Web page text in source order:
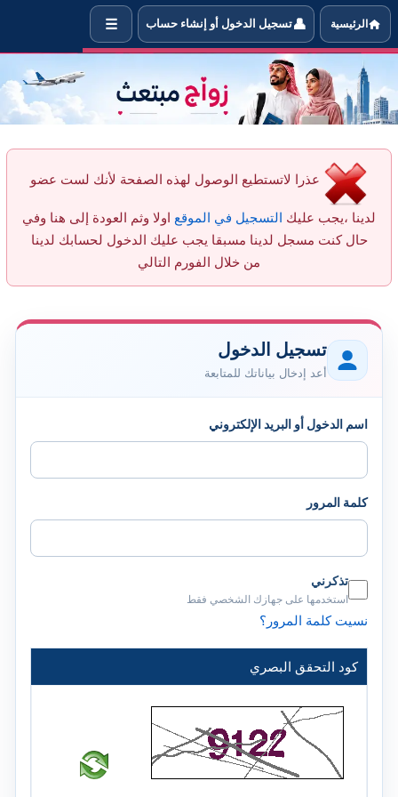
‫ أرسل رسالة جديدة للعضو Yasyas من خلال الموقع
الرئيسية 👤تسجيل الدخول أو إنشاء حساب ☰
عذرا لاتستطيع الوصول لهذه الصفحة لأنك لست عضو
لدينا ،يجب عليك التسجيل في الموقع اولا وثم العودة إلى هنا وفي
حال كنت مسجل لدينا مسبقا يجب عليك الدخول لحسابك لدينا
من خلال الفورم التالي
تسجيل الدخول
أعد إدخال بياناتك للمتابعة
اسم الدخول أو البريد الإلكتروني
كلمة المرور
تذكرني
استخدمها على جهازك الشخصي فقط
نسيت كلمة المرور؟
كود التحقق البصري